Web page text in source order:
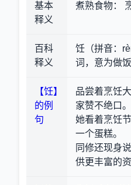
基本
释义
煮熟食物：
百科
释义
饪（拼音：
词，意为做饭
【饪】
的例
句
品尝着烹饪
家赞不绝口。
她看着烹饪
一个蛋糕。
同修还现身
供更丰富的资